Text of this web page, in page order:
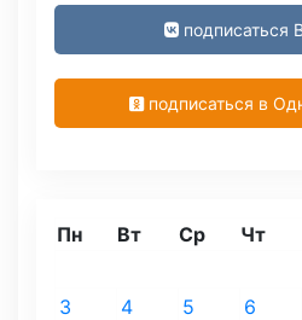
подписаться
подписаться в
Пн Вт Ср Чт
3
4 5 6